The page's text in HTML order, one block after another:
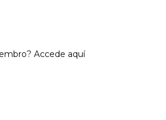
Accede aquí